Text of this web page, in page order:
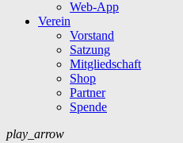
Web-App
Verein
Vorstand
Satzung
Mitgliedschaft
Shop
Partner
Spende
play_arrow